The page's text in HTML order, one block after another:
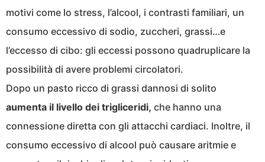
motivi come lo stress, l’alcool, i contrasti familiari, un
consumo eccessivo di sodio, zuccheri, grassi…e
l’eccesso di cibo: gli eccessi possono quadruplicare la
possibilità di avere problemi circolatori.
Dopo un pasto ricco di grassi dannosi di solito
aumenta il livello dei trigliceridi, che hanno una
connessione diretta con gli attacchi cardiaci. Inoltre, il
consumo eccessivo di alcool può causare aritmie e